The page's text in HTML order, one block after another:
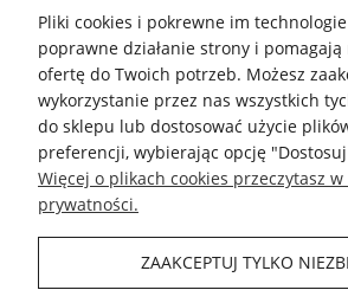
kokonki.motki
Kokonki.motki
Grupa FB
Na podstawie 148 395opiniiz całego
Pliki cookies i pokrewne im
poprawne działanie strony i pomagają
ofertę do Twoich potrzeb. Możesz
wykorzystanie przez nas wszystkich
do sklepu lub dostosować użycie
preferencji, wybierając opcję
Więcej o plikach cookies przeczytasz
prywatności.
ZAAKCEPTUJ TYLKO